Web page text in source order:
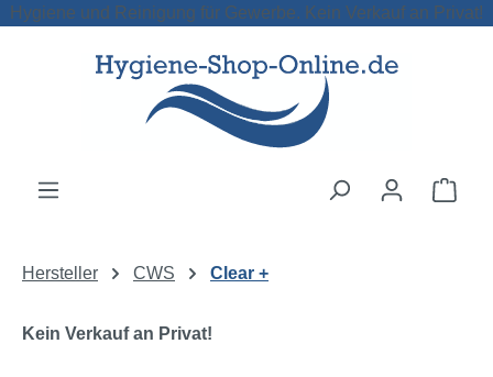
Zum Hauptinhalt springen
Hygiene und Reinigung für Gewerbe. Kein Verkauf an Privat!
Hersteller CWS Clear +
Kein Verkauf an Privat!